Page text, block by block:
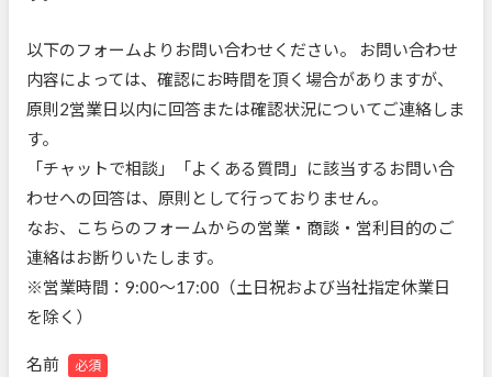
以下のフォームよりお問い合わせください。 お問い合わせ
内容によっては、確認にお時間を頂く場合がありますが、
原則2営業日以内に回答または確認状況についてご連絡しま
す。
「チャットで相談」「よくある質問」に該当するお問い合
わせへの回答は、原則として行っておりません。
なお、こちらのフォームからの営業・商談・営利目的のご
連絡はお断りいたします。
※営業時間：9:00～17:00（土日祝および当社指定休業日
を除く）
名前 必須